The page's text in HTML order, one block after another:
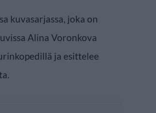
kuvasarjassa, joka on
Alina Voronkova
ja esittelee